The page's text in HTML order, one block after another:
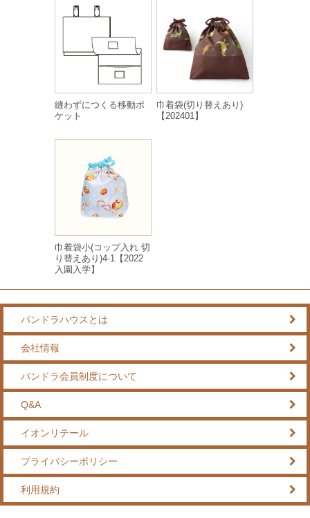
縫わずにつくる移動ポ
ケット
巾着袋(切り替えあり)
【202401】
巾着袋小(コップ入れ 切
り替えあり)4-1【2022
入園入学】
パンドラハウスとは
会社情報
パンドラ会員制度について
Q&A
イオンリテール
プライバシーポリシー
利用規約